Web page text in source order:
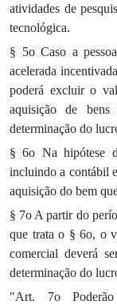
atividades de
tecnológica.
§ 5o Caso a
acelerada
poderá excluir o
aquisição de
determinação do
§ 6o Na hipótese
incluindo a contábil
aquisição do bem
§ 7o A partir do
que trata o § 6o, o
comercial deverá
determinação do
"Art. 7o Poderão